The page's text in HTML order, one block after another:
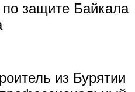
защите Байкала
из Бурятии